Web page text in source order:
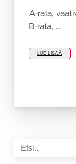
A-rata,
B-rata, …
LUE LISÄÄ